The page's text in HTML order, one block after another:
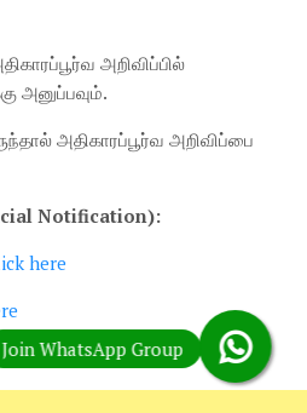
அறிவிப்பில்
அனுப்பவும்.
அதிகாரப்பூர்வ அறிவிப்பை
Notification):
here
–Click here